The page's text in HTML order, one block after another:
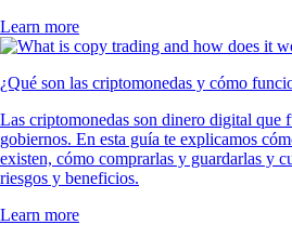
Learn more
¿Qué son las criptomonedas y cómo
Las criptomonedas son dinero digital que
gobiernos. En esta guía te explicamos
existen, cómo comprarlas y guardarlas y
riesgos y beneficios.
Learn more